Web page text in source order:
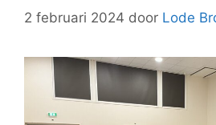
2 februari 2024 door Lode